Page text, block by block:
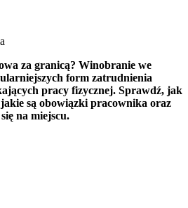
za granicą? Winobranie we
form zatrudnienia
pracy fizycznej. Sprawdź, jak
są obowiązki pracownika oraz
na miejscu.